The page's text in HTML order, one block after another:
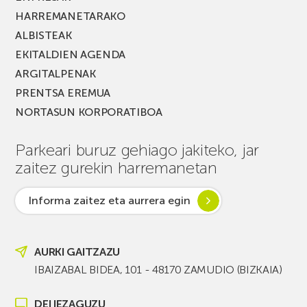
HARREMANETARAKO
ALBISTEAK
EKITALDIEN AGENDA
ARGITALPENAK
PRENTSA EREMUA
NORTASUN KORPORATIBOA
Parkeari buruz gehiago jakiteko, jar
zaitez gurekin harremanetan
Informa zaitez eta aurrera egin
AURKI GAITZAZU
IBAIZABAL BIDEA, 101 - 48170 ZAMUDIO (BIZKAIA)
DEI IEZAGUZU